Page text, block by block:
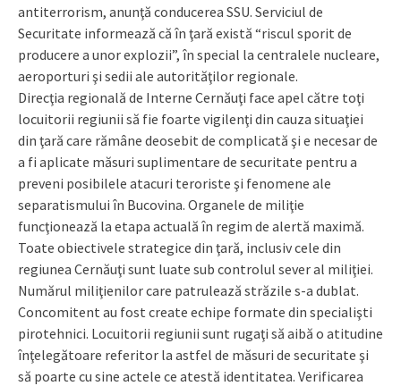
antiterrorism, anunţă conducerea SSU. Serviciul de
Securitate informează că în ţară există “riscul sporit de
producere a unor explozii”, în special la centralele nucleare,
aeroporturi şi sedii ale autorităţilor regionale.
Direcţia regională de Interne Cernăuţi face apel către toţi
locuitorii regiunii să fie foarte vigilenţi din cauza situaţiei
din ţară care rămâne deosebit de complicată şi e necesar de
a fi aplicate măsuri suplimentare de securitate pentru a
preveni posibilele atacuri teroriste şi fenomene ale
separatismului în Bucovina. Organele de miliţie
funcţionează la etapa actuală în regim de alertă maximă.
Toate obiectivele strategice din ţară, inclusiv cele din
regiunea Cernăuţi sunt luate sub controlul sever al miliţiei.
Numărul miliţienilor care patrulează străzile s-a dublat.
Concomitent au fost create echipe formate din specialişti
pirotehnici. Locuitorii regiunii sunt rugaţi să aibă o atitudine
înţelegătoare referitor la astfel de măsuri de securitate şi
să poarte cu sine actele ce atestă identitatea. Verificarea